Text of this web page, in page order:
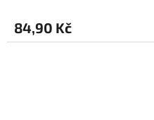
84,90 Kč